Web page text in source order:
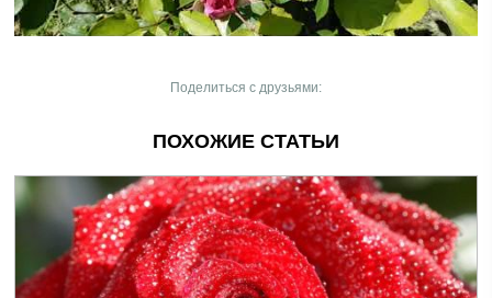
Поделиться с друзьями:
ПОХОЖИЕ СТАТЬИ